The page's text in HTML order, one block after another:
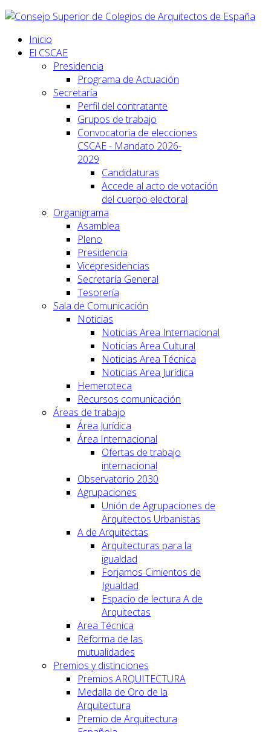
Inicio
El CSCAE
Presidencia
Programa de Actuación
Secretaría
Perfil del contratante
Grupos de trabajo
Convocatoria de elecciones
CSCAE - Mandato 2026-
2029
Candidaturas
Accede al acto de votación
del cuerpo electoral
Organigrama
Asamblea
Pleno
Presidencia
Vicepresidencias
Secretaría General
Tesorería
Sala de Comunicación
Noticias
Noticias Area Internacional
Noticias Area Cultural
Noticias Area Técnica
Noticias Area Jurídica
Hemeroteca
Recursos comunicación
Áreas de trabajo
Área Jurídica
Área Internacional
Ofertas de trabajo
internacional
Observatorio 2030
Agrupaciones
Unión de Agrupaciones de
Arquitectos Urbanistas
A de Arquitectas
Arquitecturas para la
igualdad
Forjamos Cimientos de
Igualdad
Espacio de lectura A de
Arquitectas
Area Técnica
Reforma de las
mutualidades
Premios y distinciones
Premios ARQUITECTURA
Medalla de Oro de la
Arquitectura
Premio de Arquitectura